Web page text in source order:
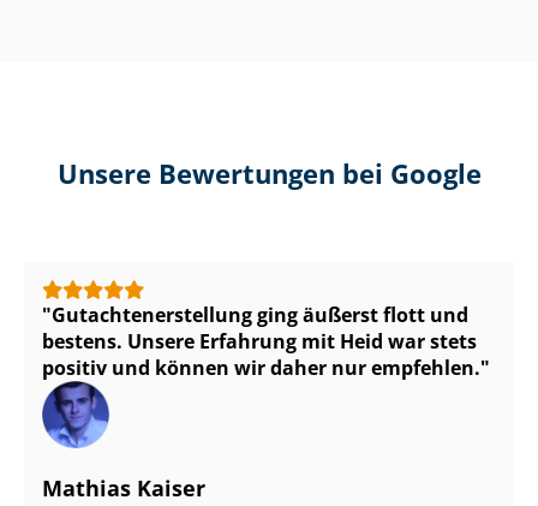
Unsere Bewertungen bei Google
Gut­ach­ten­er­stel­lung ging äußerst flott und
bestens. Unsere Erfahrung mit Heid war stets
positiv und können wir daher nur empfehlen.
Mathias Kaiser